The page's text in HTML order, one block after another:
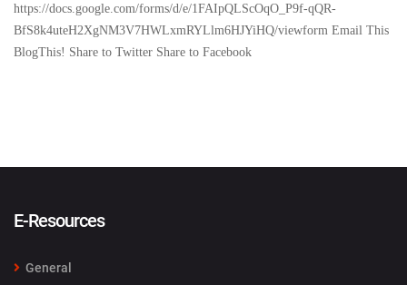
https://docs.google.com/forms/d/e/1FAIpQLScOqO_P9f-qQR-
BfS8k4uteH2XgNM3V7HWLxmRYLlm6HJYiHQ/viewform Email This
BlogThis! Share to Twitter Share to Facebook
E-Resources
General